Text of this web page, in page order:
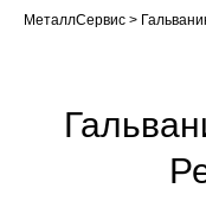
МеталлСервис >